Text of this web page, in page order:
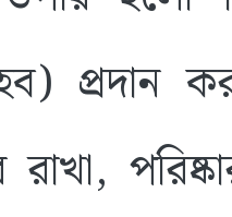
প্রদান